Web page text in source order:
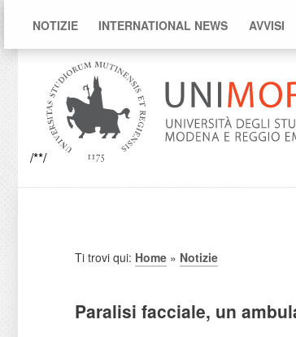
NOTIZIE INTERNATIONAL NEWS AVVISI
/**/
Ti trovi qui: Home » Notizie
Paralisi facciale, un